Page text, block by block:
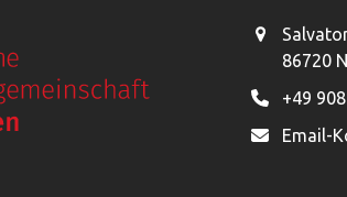
86720
+49
Email-